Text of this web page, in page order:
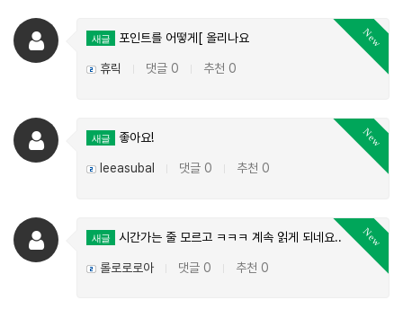
New
새글 포인트를 어떻게[ 올리나요
휴릭 댓글 0 추천 0
New
새글 좋아요!
leeasubal 댓글 0 추천 0
New
새글 시간가는 줄 모르고 ㅋㅋㅋ 계속 읽게 되네요..
롤로로로아 댓글 0 추천 0